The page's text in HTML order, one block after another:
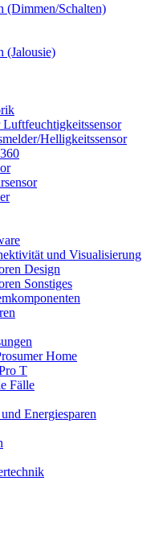
(Dimmen/Schalten)
(Jalousie)
Luftfeuchtigkeitssensor
Helligkeitssensor
und Visualisierung
Design
Sonstiges
Home
T
Fälle
Energiesparen